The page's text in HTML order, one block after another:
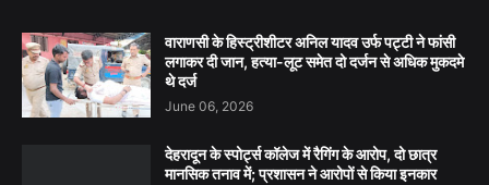
वाराणसी के हिस्ट्रीशीटर अनिल यादव उर्फ पट्टी ने फांसी
लगाकर दी जान, हत्या-लूट समेत दो दर्जन से अधिक मुकदमे
थे दर्ज
June 06, 2026
देहरादून के स्पोर्ट्स कॉलेज में रैगिंग के आरोप, दो छात्र
मानसिक तनाव में; प्रशासन ने आरोपों से किया इनकार